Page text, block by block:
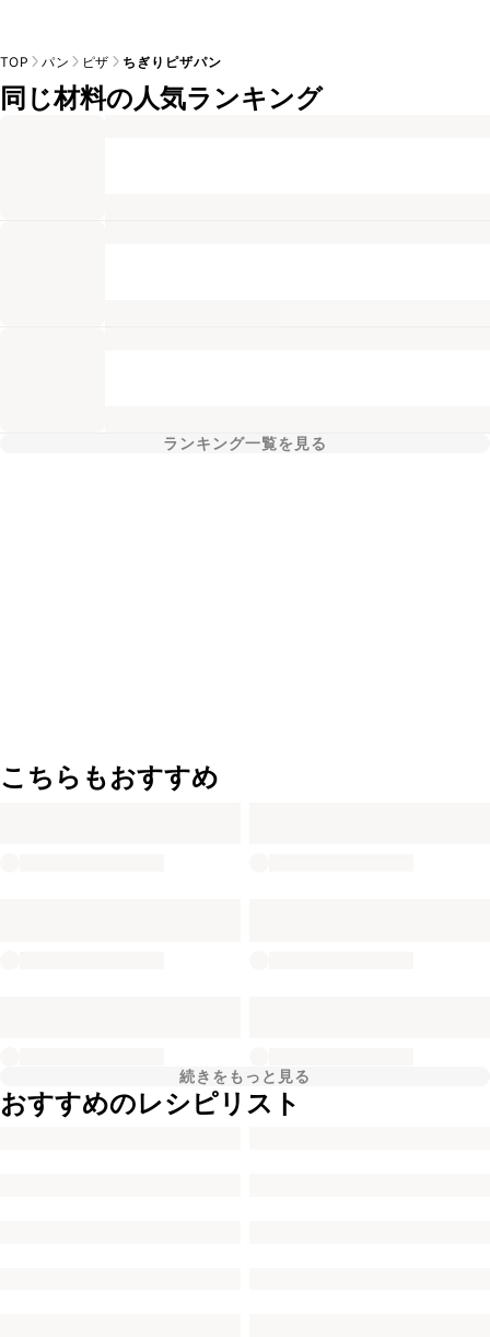
TOP パン ピザ ちぎりピザパン
同じ材料の人気ランキング
ランキング一覧を見る
こちらもおすすめ
続きをもっと見る
おすすめのレシピリスト